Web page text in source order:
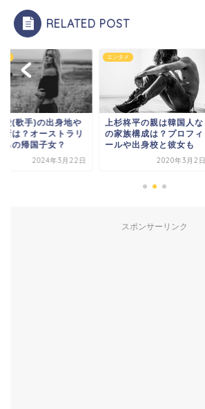
RELATED POST
愛(歌手)の出身地や
所は？オーストラリ
ちの帰国子女？
2024年3月22日
エンタメ
上杉柊平の親は韓国人な
の家族構成は？プロフィ
ールや出身校と彼女も
2020年3月2日
スポンサーリンク